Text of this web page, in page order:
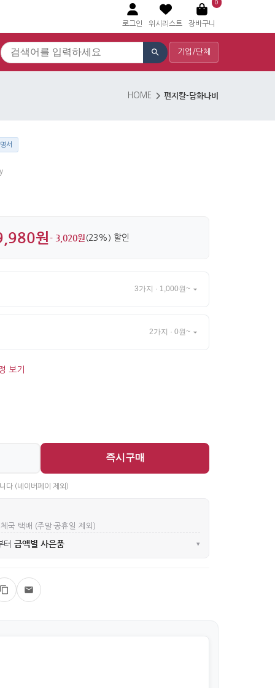
로그인 위시리스트
0
장바구니
기업/단체
HOME 편지칼-담화나비
서
원 - 3,020원 (23%) 할인
3가지 · 1,000원~
2가지 · 0원~
보기
즉시구매
다 (네이버페이 제외)
국 택배 (주말·공휴일 제외)
터 금액별 사은품 ▾